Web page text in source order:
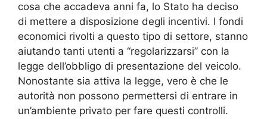
cosa che accadeva anni fa, lo Stato ha deciso
di mettere a disposizione degli incentivi. I fondi
economici rivolti a questo tipo di settore, stanno
aiutando tanti utenti a “regolarizzarsi” con la
legge dell’obbligo di presentazione del veicolo.
Nonostante sia attiva la legge, vero è che le
autorità non possono permettersi di entrare in
un’ambiente privato per fare questi controlli.